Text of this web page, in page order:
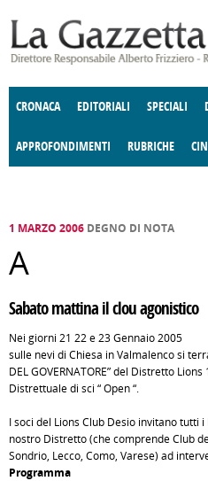
CRONACA EDITORIALI SPECIALI
APPROFONDIMENTI
E SPETTACOLI POLITICA
RUBRICHE
DELLE IDEE FATTI DELLO SPIRITO
1 MARZO 2006 DEGNO DI NOTA
A
Sabato mattina il clou agonistico
Nei giorni 21 22 e 23 Gennaio 2005
sulle nevi di Chiesa in Valmalenco si
DEL GOVERNATORE” del Distretto
Distrettuale di sci “ Open “.
I soci del Lions Club Desio invitano tutti i
nostro Distretto (che comprende Club
Sondrio, Lecco, Como, Varese) ad
Programma